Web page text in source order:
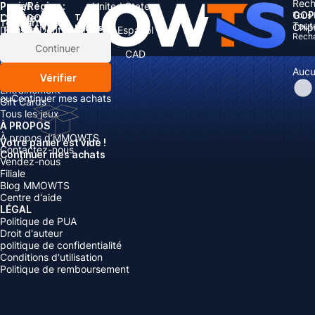
Tous
Pays/Région :
United States
Langue:
English Deutsch FrançaisEspañol
EUR
CAD
AUD
Panier
Total articles
Total:
Rabais: -
Continuer
Vérifier
ouContinuer mes achats
Votre panier est vide !
Continuer mes achats
CATÉGORIES
Devise
Boosting
Recharger
Comptes
Entraînement
Gift Cards
Tous les jeux
À PROPOS
À propos d’MMOWTS
Contactez-nous
Vendez-nous
Filiale
Blog MMOWTS
Centre d'aide
LÉGAL
Politique de PUA
Droit d'auteur
politique de confidentialité
Conditions d'utilisation
Politique de remboursement